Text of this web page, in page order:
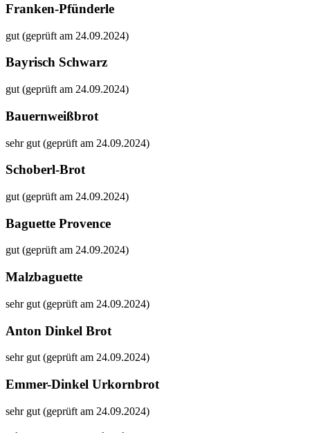
Franken-Pfünderle
gut (geprüft am 24.09.2024)
Bayrisch Schwarz
gut (geprüft am 24.09.2024)
Bauernweißbrot
sehr gut (geprüft am 24.09.2024)
Schoberl-Brot
gut (geprüft am 24.09.2024)
Baguette Provence
gut (geprüft am 24.09.2024)
Malzbaguette
sehr gut (geprüft am 24.09.2024)
Anton Dinkel Brot
sehr gut (geprüft am 24.09.2024)
Emmer-Dinkel Urkornbrot
sehr gut (geprüft am 24.09.2024)